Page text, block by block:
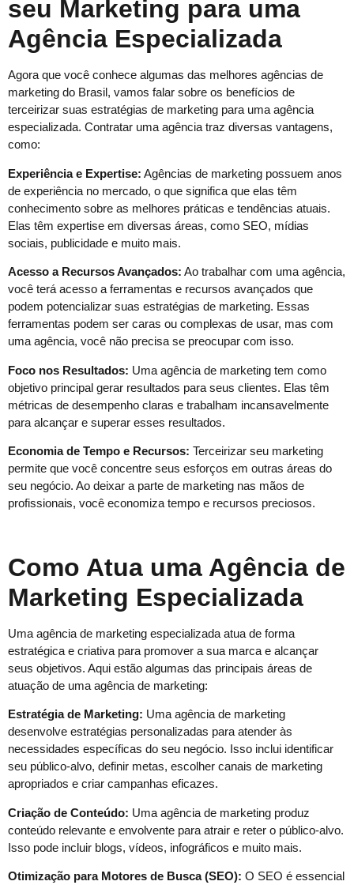
seu Marketing para uma
Agência Especializada
Agora que você conhece algumas das melhores agências de
marketing do Brasil, vamos falar sobre os benefícios de
terceirizar suas estratégias de marketing para uma agência
especializada. Contratar uma agência traz diversas vantagens,
como:
Experiência e Expertise: Agências de marketing possuem anos
de experiência no mercado, o que significa que elas têm
conhecimento sobre as melhores práticas e tendências atuais.
Elas têm expertise em diversas áreas, como SEO, mídias
sociais, publicidade e muito mais.
Acesso a Recursos Avançados: Ao trabalhar com uma agência,
você terá acesso a ferramentas e recursos avançados que
podem potencializar suas estratégias de marketing. Essas
ferramentas podem ser caras ou complexas de usar, mas com
uma agência, você não precisa se preocupar com isso.
Foco nos Resultados: Uma agência de marketing tem como
objetivo principal gerar resultados para seus clientes. Elas têm
métricas de desempenho claras e trabalham incansavelmente
para alcançar e superar esses resultados.
Economia de Tempo e Recursos: Terceirizar seu marketing
permite que você concentre seus esforços em outras áreas do
seu negócio. Ao deixar a parte de marketing nas mãos de
profissionais, você economiza tempo e recursos preciosos.
Como Atua uma Agência de
Marketing Especializada
Uma agência de marketing especializada atua de forma
estratégica e criativa para promover a sua marca e alcançar
seus objetivos. Aqui estão algumas das principais áreas de
atuação de uma agência de marketing:
Estratégia de Marketing: Uma agência de marketing
desenvolve estratégias personalizadas para atender às
necessidades específicas do seu negócio. Isso inclui identificar
seu público-alvo, definir metas, escolher canais de marketing
apropriados e criar campanhas eficazes.
Criação de Conteúdo: Uma agência de marketing produz
conteúdo relevante e envolvente para atrair e reter o público-alvo.
Isso pode incluir blogs, vídeos, infográficos e muito mais.
Otimização para Motores de Busca (SEO): O SEO é essencial